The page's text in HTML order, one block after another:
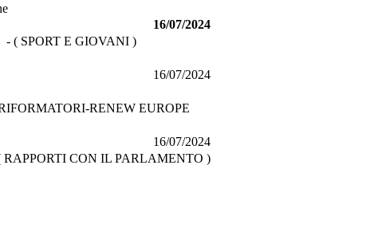
16/07/2024
( SPORT E GIOVANI )
16/07/2024
RENEW EUROPE
16/07/2024
CON IL PARLAMENTO )